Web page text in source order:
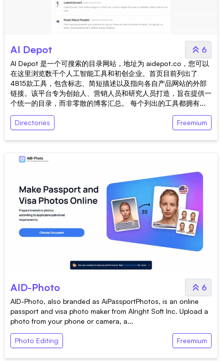
AI Depot 6
AI Depot 是一个可搜索的目录网站，地址为 aidepot.co，您可以
在这里浏览数千个人工智能工具和初创企业。首页目前列出了
4815款工具，包含标志、简短描述以及指向各自产品网站的外部
链接。该平台专为创始人、营销人员和研究人员打造，旨在提供一
个统一的目录，而非零散的博客汇总。 每个列出的工具都拥有...
Directories Freemium
AID-Photo 6
AID-Photo, also branded as AiPassportPhotos, is an online
passport and visa photo maker from Alright Soft Inc. Upload a
photo from your phone or camera, a...
Photo Editing Freemium